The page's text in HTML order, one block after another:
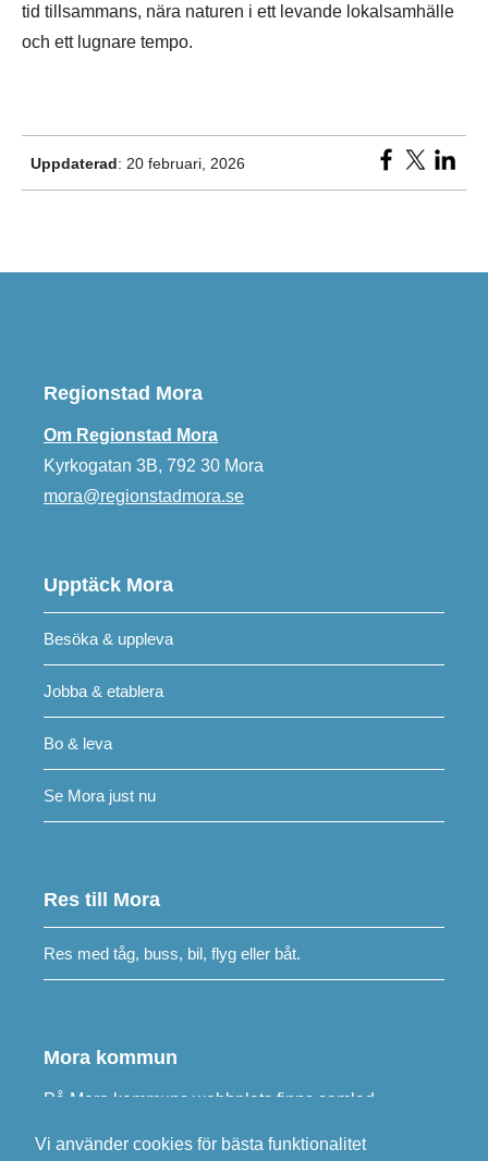
Vi använder cookies för bästa funktionalitet
tid tillsammans, nära naturen i ett levande lokalsamhälle
och ett lugnare tempo.
Uppdaterad: 20 februari, 2026
Regionstad Mora
Om Regionstad Mora
Kyrkogatan 3B, 792 30 Mora
mora@regionstadmora.se
Upptäck Mora
Besöka & uppleva
Jobba & etablera
Bo & leva
Se Mora just nu
Res till Mora
Res med tåg, buss, bil, flyg eller båt.
Mora kommun
På Mora kommuns webbplats finns samlad